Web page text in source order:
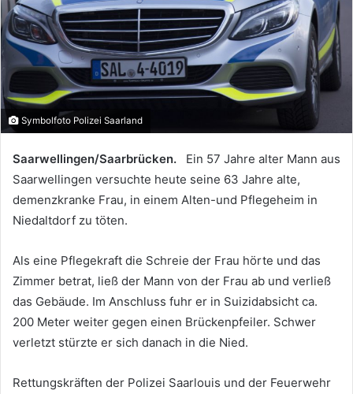
Symbolfoto Polizei Saarland
Saarwellingen/Saarbrücken. Ein 57 Jahre alter Mann aus
Saarwellingen versuchte heute seine 63 Jahre alte,
demenzkranke Frau, in einem Alten-und Pflegeheim in
Niedaltdorf zu töten.
Als eine Pflegekraft die Schreie der Frau hörte und das
Zimmer betrat, ließ der Mann von der Frau ab und verließ
das Gebäude. Im Anschluss fuhr er in Suizidabsicht ca.
200 Meter weiter gegen einen Brückenpfeiler. Schwer
verletzt stürzte er sich danach in die Nied.
Rettungskräften der Polizei Saarlouis und der Feuerwehr